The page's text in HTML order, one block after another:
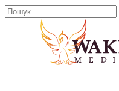
Перейти
Search